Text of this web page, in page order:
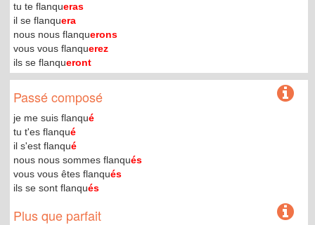
tu te flanqueras
il se flanquera
nous nous flanquerons
vous vous flanquerez
ils se flanqueront
Passé composé
je me suis flanqué
tu t'es flanqué
il s'est flanqué
nous nous sommes flanqués
vous vous êtes flanqués
ils se sont flanqués
Plus que parfait